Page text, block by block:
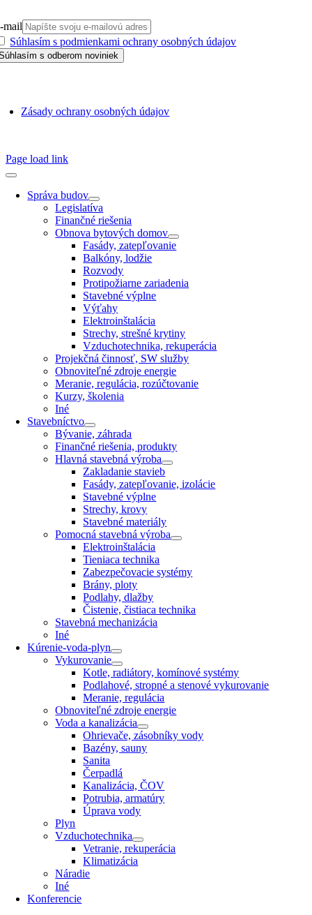
mail
Súhlasím s podmienkami ochrany osobných údajov
Zásady ochrany osobných údajov
Page load link
Správa budov
Legislatíva
Finančné riešenia
Obnova bytových domov
Fasády, zatepľovanie
Balkóny, lodžie
Rozvody
Protipožiarne zariadenia
Stavebné výplne
Výťahy
Elektroinštalácia
Strechy, strešné krytiny
Vzduchotechnika, rekuperácia
Projekčná činnosť, SW služby
Obnoviteľné zdroje energie
Meranie, regulácia, rozúčtovanie
Kurzy, školenia
Iné
Stavebníctvo
Bývanie, záhrada
Finančné riešenia, produkty
Hlavná stavebná výroba
Zakladanie stavieb
Fasády, zatepľovanie, izolácie
Stavebné výplne
Strechy, krovy
Stavebné materiály
Pomocná stavebná výroba
Elektroinštalácia
Tieniaca technika
Zabezpečovacie systémy
Brány, ploty
Podlahy, dlažby
Čistenie, čistiaca technika
Stavebná mechanizácia
Iné
Kúrenie-voda-plyn
Vykurovanie
Kotle, radiátory, komínové systémy
Podlahové, stropné a stenové vykurovanie
Meranie, regulácia
Obnoviteľné zdroje energie
Voda a kanalizácia
Ohrievače, zásobníky vody
Bazény, sauny
Sanita
Čerpadlá
Kanalizácia, ČOV
Potrubia, armatúry
Úprava vody
Plyn
Vzduchotechnika
Vetranie, rekuperácia
Klimatizácia
Náradie
Iné
Konferencie